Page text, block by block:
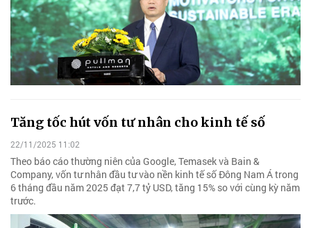
Tăng tốc hút vốn tư nhân cho kinh tế số
22/11/2025 11:02
Theo báo cáo thường niên của Google, Temasek và Bain &
Company, vốn tư nhân đầu tư vào nền kinh tế số Đông Nam Á trong
6 tháng đầu năm 2025 đạt 7,7 tỷ USD, tăng 15% so với cùng kỳ năm
trước.